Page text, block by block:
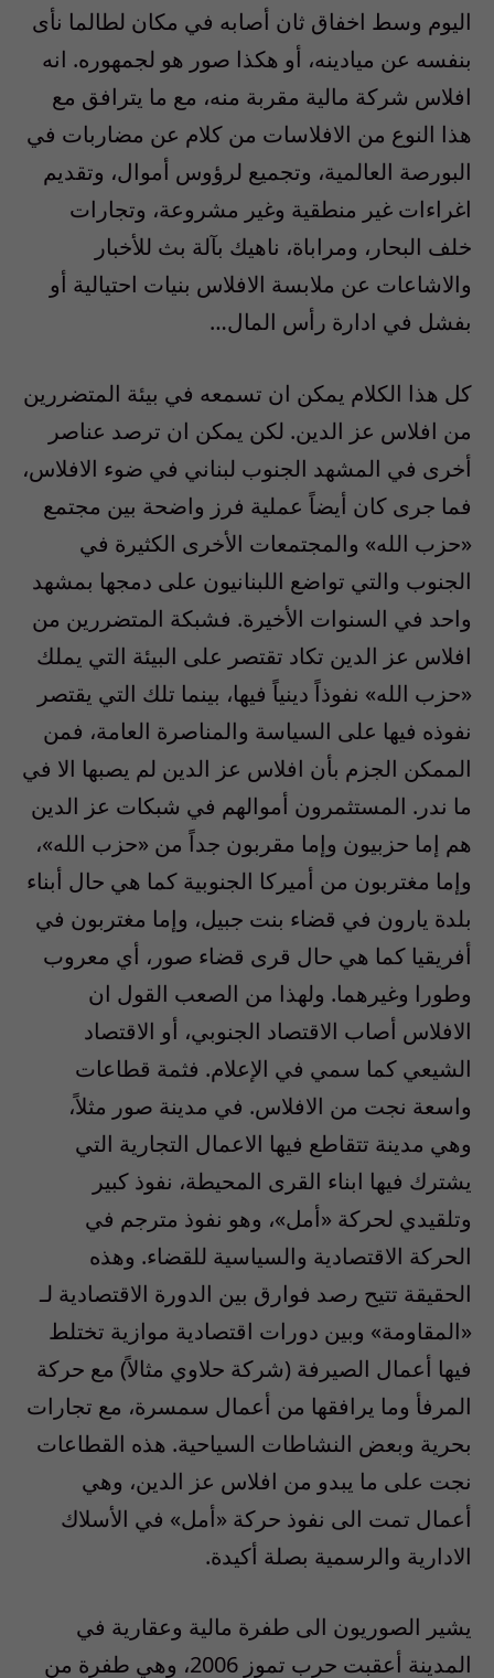
اليوم وسط اخفاق ثان أصابه في مكان لطالما نأى
بنفسه عن ميادينه، أو هكذا صور هو لجمهوره. انه
افلاس شركة مالية مقربة منه، مع ما يترافق مع
هذا النوع من الافلاسات من كلام عن مضاربات في
البورصة العالمية، وتجميع لرؤوس أموال، وتقديم
اغراءات غير منطقية وغير مشروعة، وتجارات
خلف البحار، ومراباة، ناهيك بآلة بث للأخبار
والاشاعات عن ملابسة الافلاس بنيات احتيالية أو
بفشل في ادارة رأس المال…
كل هذا الكلام يمكن ان تسمعه في بيئة المتضررين
من افلاس عز الدين. لكن يمكن ان ترصد عناصر
أخرى في المشهد الجنوب لبناني في ضوء الافلاس،
فما جرى كان أيضاً عملية فرز واضحة بين مجتمع
«حزب الله» والمجتمعات الأخرى الكثيرة في
الجنوب والتي تواضع اللبنانيون على دمجها بمشهد
واحد في السنوات الأخيرة. فشبكة المتضررين من
افلاس عز الدين تكاد تقتصر على البيئة التي يملك
«حزب الله» نفوذاً دينياً فيها، بينما تلك التي يقتصر
نفوذه فيها على السياسة والمناصرة العامة، فمن
الممكن الجزم بأن افلاس عز الدين لم يصبها الا في
ما ندر. المستثمرون أموالهم في شبكات عز الدين
هم إما حزبيون وإما مقربون جداً من «حزب الله»،
وإما مغتربون من أميركا الجنوبية كما هي حال أبناء
بلدة يارون في قضاء بنت جبيل، وإما مغتربون في
أفريقيا كما هي حال قرى قضاء صور، أي معروب
وطورا وغيرهما. ولهذا من الصعب القول ان
الافلاس أصاب الاقتصاد الجنوبي، أو الاقتصاد
الشيعي كما سمي في الإعلام. فثمة قطاعات
واسعة نجت من الافلاس. في مدينة صور مثلاً،
وهي مدينة تتقاطع فيها الاعمال التجارية التي
يشترك فيها ابناء القرى المحيطة، نفوذ كبير
وتلقيدي لحركة «أمل»، وهو نفوذ مترجم في
الحركة الاقتصادية والسياسية للقضاء. وهذه
الحقيقة تتيح رصد فوارق بين الدورة الاقتصادية لـ
«المقاومة» وبين دورات اقتصادية موازية تختلط
فيها أعمال الصيرفة (شركة حلاوي مثالاً) مع حركة
المرفأ وما يرافقها من أعمال سمسرة، مع تجارات
بحرية وبعض النشاطات السياحية. هذه القطاعات
نجت على ما يبدو من افلاس عز الدين، وهي
أعمال تمت الى نفوذ حركة «أمل» في الأسلاك
الادارية والرسمية بصلة أكيدة.
يشير الصوريون الى طفرة مالية وعقارية في
المدينة أعقبت حرب تموز 2006، وهي طفرة من